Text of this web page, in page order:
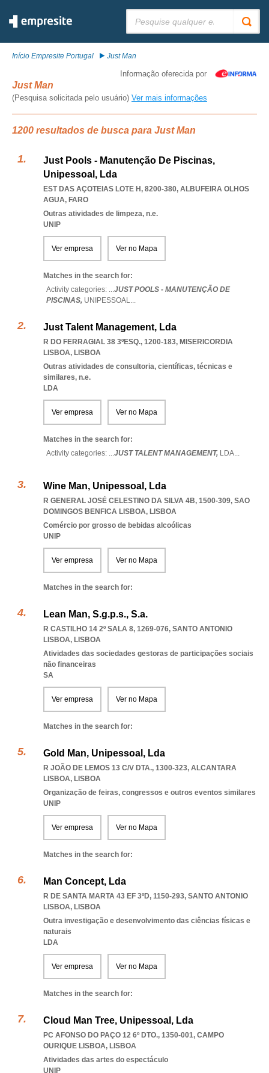
Início Empresite Portugal Just Man
Informação oferecida por
Just Man
(Pesquisa solicitada pelo usuário) Ver mais informações
1200 resultados de busca para Just Man
Just Pools - Manutenção De Piscinas,
Unipessoal, Lda
EST DAS AÇOTEIAS LOTE H, 8200-380, ALBUFEIRA OLHOS
AGUA, FARO
Outras atividades de limpeza, n.e.
UNIP
Ver empresa Ver no Mapa
Matches in the search for:
Activity categories: ...JUST POOLS - MANUTENÇÃO DE
PISCINAS, UNIPESSOAL...
Just Talent Management, Lda
R DO FERRAGIAL 38 3ºESQ., 1200-183, MISERICORDIA
LISBOA, LISBOA
Outras atividades de consultoria, científicas, técnicas e
similares, n.e.
LDA
Ver empresa Ver no Mapa
Matches in the search for:
Activity categories: ...JUST TALENT MANAGEMENT, LDA...
Wine Man, Unipessoal, Lda
R GENERAL JOSÉ CELESTINO DA SILVA 4B, 1500-309, SAO
DOMINGOS BENFICA LISBOA, LISBOA
Comércio por grosso de bebidas alcoólicas
UNIP
Ver empresa Ver no Mapa
Matches in the search for:
Lean Man, S.g.p.s., S.a.
R CASTILHO 14 2º SALA 8, 1269-076, SANTO ANTONIO
LISBOA, LISBOA
Atividades das sociedades gestoras de participações sociais
não financeiras
SA
Ver empresa Ver no Mapa
Matches in the search for:
Gold Man, Unipessoal, Lda
R JOÃO DE LEMOS 13 C/V DTA., 1300-323, ALCANTARA
LISBOA, LISBOA
Organização de feiras, congressos e outros eventos similares
UNIP
Ver empresa Ver no Mapa
Matches in the search for:
Man Concept, Lda
R DE SANTA MARTA 43 EF 3ºD, 1150-293, SANTO ANTONIO
LISBOA, LISBOA
Outra investigação e desenvolvimento das ciências físicas e
naturais
LDA
Ver empresa Ver no Mapa
Matches in the search for:
Cloud Man Tree, Unipessoal, Lda
PC AFONSO DO PAÇO 12 6º DTO., 1350-001, CAMPO
OURIQUE LISBOA, LISBOA
Atividades das artes do espectáculo
UNIP